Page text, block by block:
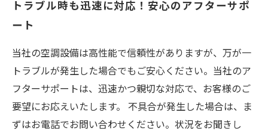
トラブル時も迅速に対応！安心のアフターサポ
ート
当社の空調設備は高性能で信頼性がありますが、万が一
トラブルが発生した場合でもご安心ください。当社のア
フターサポートは、迅速かつ親切な対応で、お客様のご
要望にお応えいたします。 不具合が発生した場合は、ま
ずはお電話でお問い合わせください。状況をお聞きし